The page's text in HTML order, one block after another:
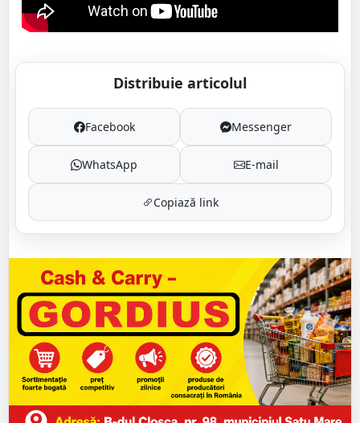
Distribuie articolul
Facebook Messenger
WhatsApp E-mail
Copiază link